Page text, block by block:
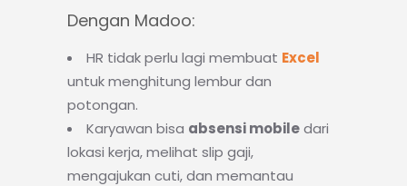
Dengan Madoo:
HR tidak perlu lagi membuat Excel
untuk menghitung lembur dan
potongan.
Karyawan bisa absensi mobiledari
lokasi kerja, melihat slip gaji,
mengajukan cuti, dan memantau